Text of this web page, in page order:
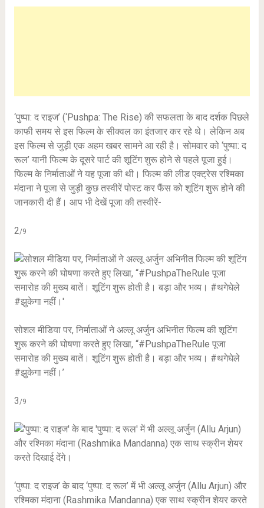
‘पुष्पा: द राइज’ (‘Pushpa: The Rise) की सफलता के बाद दर्शक पिछले
काफी समय से इस फिल्म के सीक्वल का इंतजार कर रहे थे। लेकिन अब
इस फिल्म से जुड़ी एक अहम खबर सामने आ रही है। सोमवार को ‘पुष्पा: द
रूल’ यानी फिल्म के दूसरे पार्ट की शूटिंग शुरू होने से पहले पूजा हुई।
फिल्म के निर्माताओं ने यह पूजा की थी। फिल्म की लीड एक्ट्रेस रश्मिका
मंदाना ने पूजा से जुड़ी कुछ तस्वीरें पोस्ट कर फैंस को शूटिंग शुरू होने की
जानकारी दी हैं। आप भी देखें पूजा की तस्वीरें-
2/9
सोशल मीडिया पर, निर्माताओं ने अल्लू अर्जुन अभिनीत फिल्म की शूटिंग
शुरू करने की घोषणा करते हुए लिखा, “#PushpaTheRule पूजा
समारोह की मुख्य बातें। शूटिंग शुरू होती है। बड़ा और भव्य। #थगेघेले
#झुकेगा नहीं।’
3/9
‘पुष्पा: द राइज’ के बाद ‘पुष्पा: द रूल’ में भी अल्लू अर्जुन (Allu Arjun) और
रश्मिका मंदाना (Rashmika Mandanna) एक साथ स्क्रीन शेयर करते